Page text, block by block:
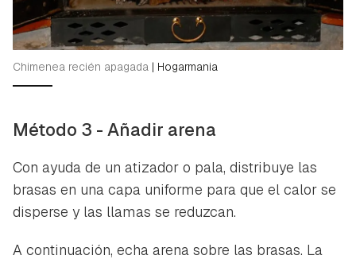
Chimenea recién apagada | Hogarmania
Método 3 - Añadir arena
Con ayuda de un atizador o pala, distribuye las
brasas en una capa uniforme para que el calor se
disperse y las llamas se reduzcan.
A continuación, echa arena sobre las brasas. La